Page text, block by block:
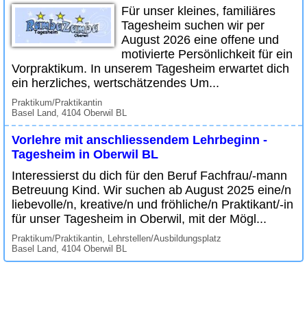
Für unser kleines, familiäres
Tagesheim suchen wir per
August 2026 eine offene und
motivierte Persönlichkeit für ein
Vorpraktikum. In unserem Tagesheim erwartet dich
ein herzliches, wertschätzendes Um...
Praktikum/Praktikantin
Basel Land, 4104 Oberwil BL
Vorlehre mit anschliessendem Lehrbeginn -
Tagesheim in Oberwil BL
Interessierst du dich für den Beruf Fachfrau/-mann
Betreuung Kind. Wir suchen ab August 2025 eine/n
liebevolle/n, kreative/n und fröhliche/n Praktikant/-in
für unser Tagesheim in Oberwil, mit der Mögl...
Praktikum/Praktikantin, Lehrstellen/Ausbildungsplatz
Basel Land, 4104 Oberwil BL